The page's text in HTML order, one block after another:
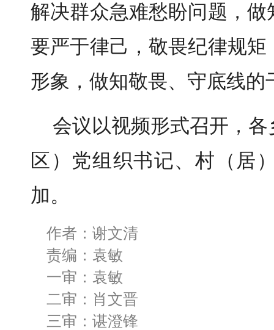
解决群众急难愁盼问题，
要严于律己，敬畏纪律规
形象，做知敬畏、守底线的
会议以视频形式召开，
区）党组织书记、村（居
加。
作者：谢文清
责编：袁敏
一审：袁敏
二审：肖文晋
三审：谌澄锋